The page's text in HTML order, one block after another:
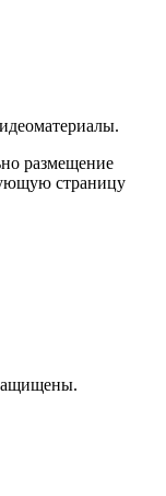
размещение
страницу